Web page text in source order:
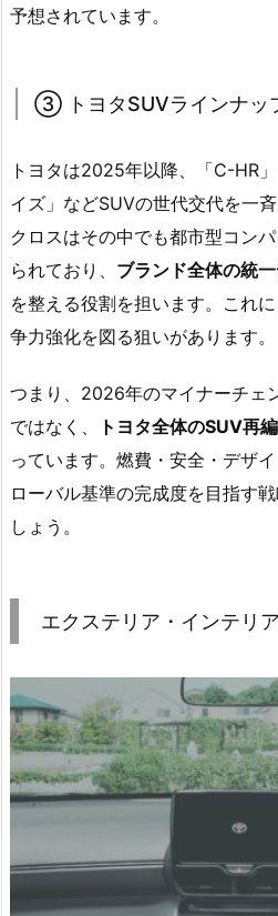
予想されています。
③ トヨタSUVラインナッ
トヨタは2025年以降、「C-HR
イズ」などSUVの世代交代を一
クロスはその中でも都市型コン
られており、 ブランド全体の統
を整える役割を担います。これ
争力強化を図る狙いがあります。
つまり、2026年のマイナーチェ
ではなく、
トヨタ全体のSUV再
っています。燃費・安全・デザ
ローバル基準の完成度を目指す
しょう。
エクステリア・インテリ